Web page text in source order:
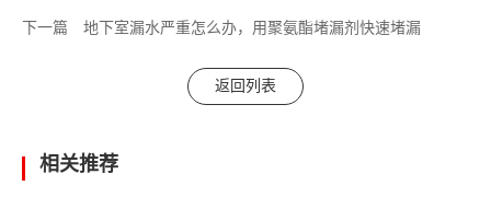
下一篇 地下室漏水严重怎么办，用聚氨酯堵漏剂快速堵漏
返回列表
相关推荐